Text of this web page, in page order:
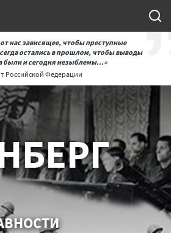
нас зависящее, чтобы преступные
остались в прошлом, чтобы выводы
были и сегодня незыблемы...»
Российской Федерации